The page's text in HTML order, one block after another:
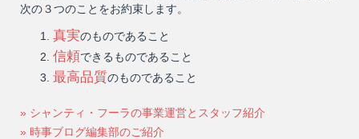
次の３つのことをお約束します。
真実のものであること
信頼できるものであること
最高品質のものであること
» シャンティ・フーラの事業運営とスタッフ紹介
» 時事ブログ編集部のご紹介